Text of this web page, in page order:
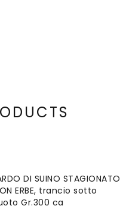
DI SUINO STAGIONATO
ERBE, trancio sotto
Gr.300 ca